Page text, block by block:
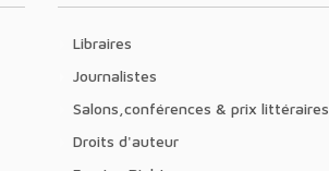
Libraires
Journalistes
Salons,conférences & prix littéraires
Droits d'auteur